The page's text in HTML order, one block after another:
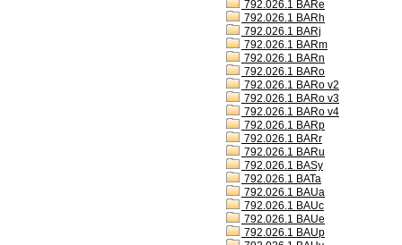
792.026.1 BARe
792.026.1 BARh
792.026.1 BARj
792.026.1 BARm
792.026.1 BARn
792.026.1 BARo
792.026.1 BARo v2
792.026.1 BARo v3
792.026.1 BARo v4
792.026.1 BARp
792.026.1 BARr
792.026.1 BARu
792.026.1 BASy
792.026.1 BATa
792.026.1 BAUa
792.026.1 BAUc
792.026.1 BAUe
792.026.1 BAUp